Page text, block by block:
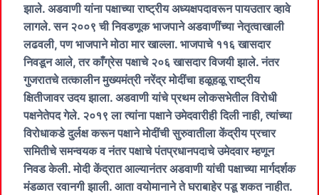
झाले. अडवाणी यांना पक्षाच्या राष्ट्रीय अध्यक्षपदावरून पायउतार व्हावे
लागले. सन २००९ ची निवडणूक भाजपाने अडवाणींच्या नेतृत्वाखाली
लढवली, पण भाजपाने मोठा मार खाल्ला. भाजपाचे ११६ खासदार
निवडून आले, तर काँग्रेस पक्षाचे २०६ खासदार विजयी झाले. नंतर
गुजरातचे तत्कालीन मुख्यमंत्री नरेंद्र मोदींचा हळूहळू राष्ट्रीय
क्षितीजावर उदय झाला. अडवाणी यांचे प्रथम लोकसभेतील विरोधी
पक्षनेतेपद गेले. २०१९ ला त्यांना पक्षाने उमेदवारीही दिली नाही, त्यांच्या
विरोधाकडे दुर्लक्ष करून पक्षाने मोदींची सुरुवातीला केंद्रीय प्रचार
समितीचे समन्वयक व नंतर पक्षाचे पंतप्रधानपदाचे उमेदवार म्हणून
निवड केली. मोदी केंद्रात आल्यानंतर अडवाणी यांची पक्षाच्या मार्गदर्शक
मंडळात रवानगी झाली. आता वयोमानाने ते घराबाहेर पडू शकत नाहीत.